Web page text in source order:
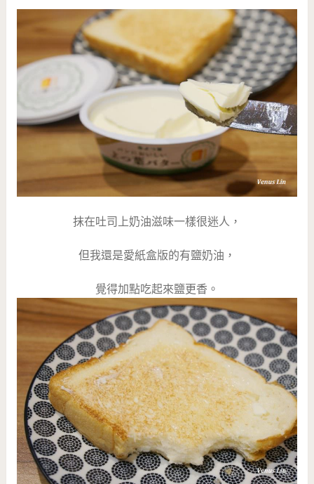
抹在吐司上奶油滋味一樣很迷人，
但我還是愛紙盒版的有鹽奶油，
覺得加點吃起來鹽更香。